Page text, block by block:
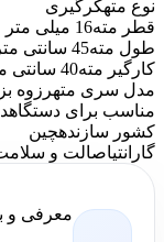
نوع متهکرگیری
قطر مته16 میلی متر
طول مته45 سانتی متر
کارگیر مته40 سانتی متر
مدل سری متهرزوه
مناسب برای دستگاه
کشور سازندهچین
گارانتیاصالت و
معرفی